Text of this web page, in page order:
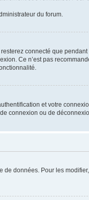
du forum.
connecté que
Ce n’est pas
et votre
connexion ou de
de données. Pour les